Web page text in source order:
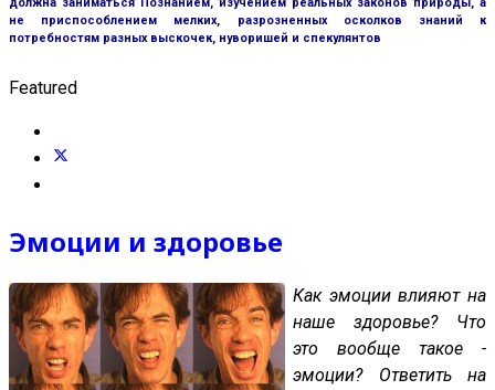
не приспособлением мелких, разрозненных осколков знаний к
потребностям разных выскочек, нуворишей и спекулянтов
Featured
Эмоции и здоровье
Как эмоции влияют на
наше здоровье? Что
это вообще такое -
эмоции? Ответить на